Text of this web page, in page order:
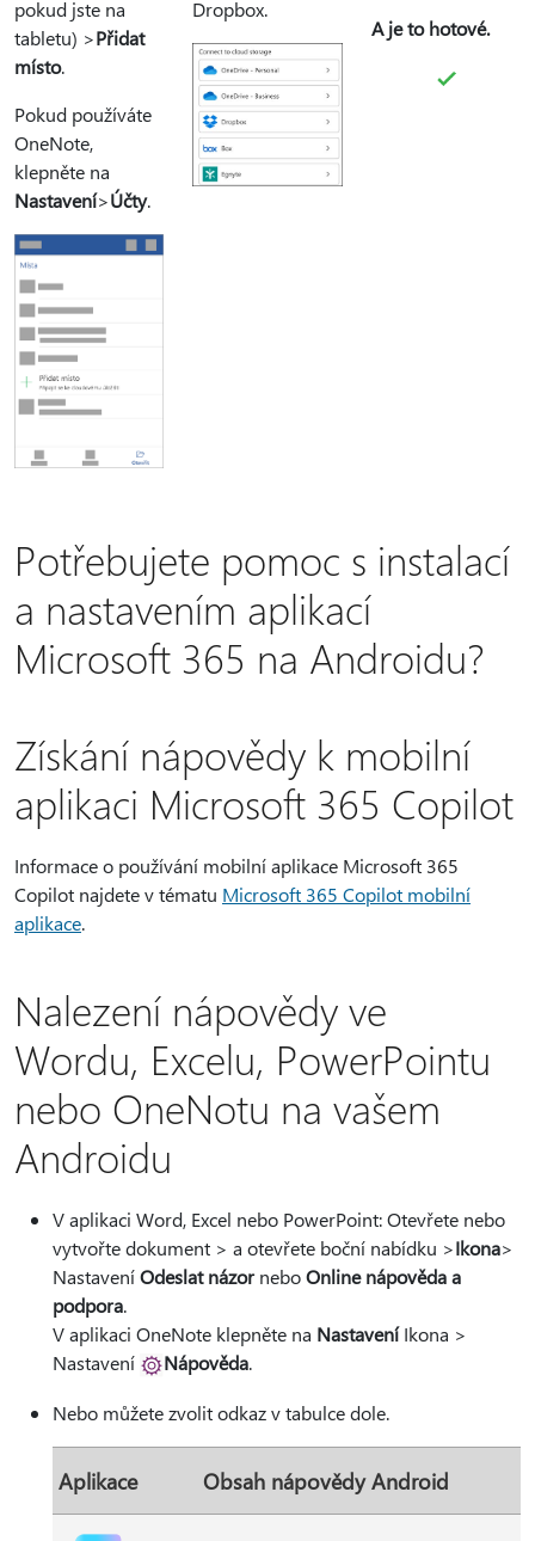
pokud jste na
tabletu) >Přidat
místo.
Pokud používáte
OneNote,
klepněte na
Nastavení>Účty.
Dropbox.
A je to hotové.
Potřebujete pomoc s instalací
a nastavením aplikací
Microsoft 365 na Androidu?
Získání nápovědy k mobilní
aplikaci Microsoft 365 Copilot
Informace o používání mobilní aplikace Microsoft 365
Copilot najdete v tématu Microsoft 365 Copilot mobilní
aplikace.
Nalezení nápovědy ve
Wordu, Excelu, PowerPointu
nebo OneNotu na vašem
Androidu
V aplikaci Word, Excel nebo PowerPoint: Otevřete nebo
vytvořte dokument > a otevřete boční nabídku >Ikona>
NastaveníOdeslat názorneboOnline nápověda a
podpora.
V aplikaci OneNote klepněte na NastaveníIkona >
Nastavení
Nápověda.
Nebo můžete zvolit odkaz v tabulce dole.
Aplikace Obsah nápovědy Android